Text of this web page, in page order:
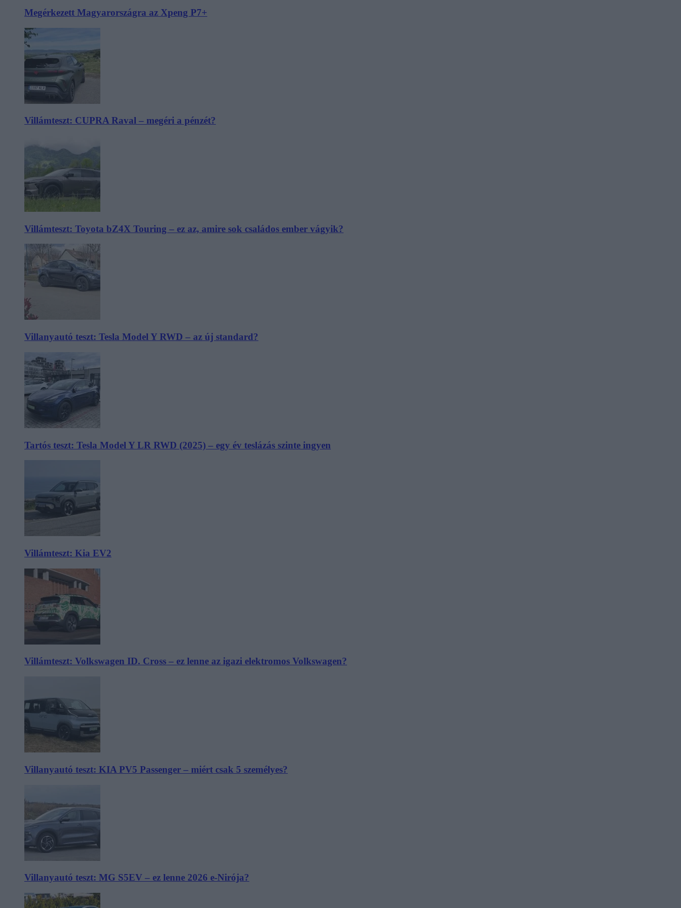
Megérkezett Magyarországra az Xpeng P7+
Villámteszt: CUPRA Raval – megéri a pénzét?
Villámteszt: Toyota bZ4X Touring – ez az, amire sok családos ember vágyik?
Villanyautó teszt: Tesla Model Y RWD – az új standard?
Tartós teszt: Tesla Model Y LR RWD (2025) – egy év teslázás szinte ingyen
Villámteszt: Kia EV2
Villámteszt: Volkswagen ID. Cross – ez lenne az igazi elektromos Volkswagen?
Villanyautó teszt: KIA PV5 Passenger – miért csak 5 személyes?
Villanyautó teszt: MG S5EV – ez lenne 2026 e-Nirója?